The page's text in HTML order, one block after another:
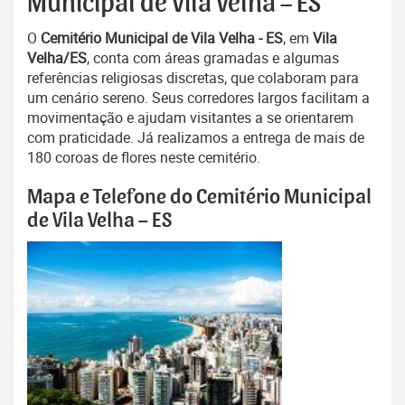
O Cemitério Municipal de Vila Velha - ES, em Vila
Velha/ES, conta com áreas gramadas e algumas
referências religiosas discretas, que colaboram para
um cenário sereno. Seus corredores largos facilitam a
movimentação e ajudam visitantes a se orientarem
com praticidade. Já realizamos a entrega de mais de
180 coroas de flores neste cemitério.
Mapa e Telefone do Cemitério Municipal
de Vila Velha – ES